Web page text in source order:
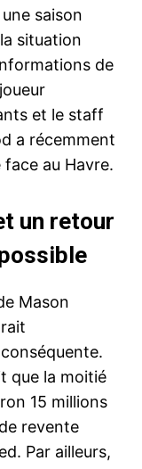
saison
situation
de
et le staff
a récemment
au Havre.
un retour
Mason
que la moitié
15 millions
revente
Par ailleurs,